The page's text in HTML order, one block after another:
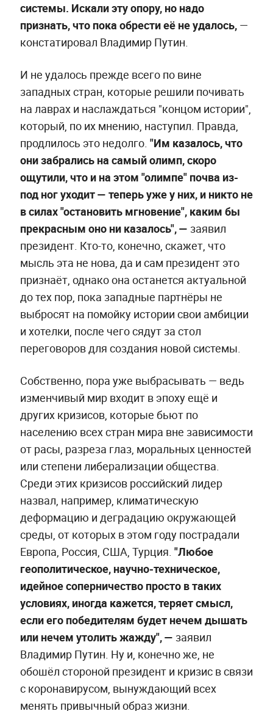
системы. Искали эту опору, но надо
признать, что пока обрести её не удалось,—
констатировал Владимир Путин.
И не удалось прежде всего по вине
западных стран, которые решили почивать
на лаврах и наслаждаться "концом истории",
который, по их мнению, наступил. Правда,
продлилось это недолго. "Им казалось, что
они забрались на самый олимп, скоро
ощутили, что и на этом "олимпе" почва из-
под ног уходит — теперь уже у них, и никто не
в силах "остановить мгновение", каким бы
прекрасным оно ни казалось", — заявил
президент. Кто-то, конечно, скажет, что
мысль эта не нова, да и сам президент это
признаёт, однако она останется актуальной
до тех пор, пока западные партнёры не
выбросят на помойку истории свои амбиции
и хотелки, после чего сядут за стол
переговоров для создания новой системы.
Собственно, пора уже выбрасывать — ведь
изменчивый мир входит в эпоху ещё и
других кризисов, которые бьют по
населению всех стран мира вне зависимости
от расы, разреза глаз, моральных ценностей
или степени либерализации общества.
Среди этих кризисов российский лидер
назвал, например, климатическую
деформацию и деградацию окружающей
среды, от которых в этом году пострадали
Европа, Россия, США, Турция. "Любое
геополитическое, научно-техническое,
идейное соперничество просто в таких
условиях, иногда кажется, теряет смысл,
если его победителям будет нечем дышать
или нечем утолить жажду", — заявил
Владимир Путин. Ну и, конечно же, не
обошёл стороной президент и кризис в связи
с коронавирусом, вынуждающий всех
менять привычный образ жизни.